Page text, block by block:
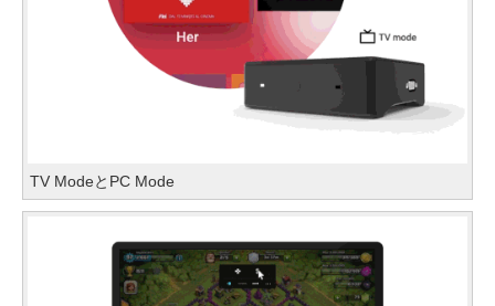
TV ModeとPC Mode